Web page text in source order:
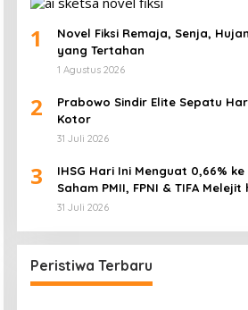
1
Novel Fiksi Remaja, Senja,
yang Tertahan
1 Agustus 2026
2
Prabowo Sindir Elite Sepatu
Kotor
31 Juli 2026
3
IHSG Hari Ini Menguat 0,66% ke
Saham PMII, FPNI & TIFA Melejit
28%! Ini Daftar Saham Paling
31 Juli 2026
Peristiwa Terbaru